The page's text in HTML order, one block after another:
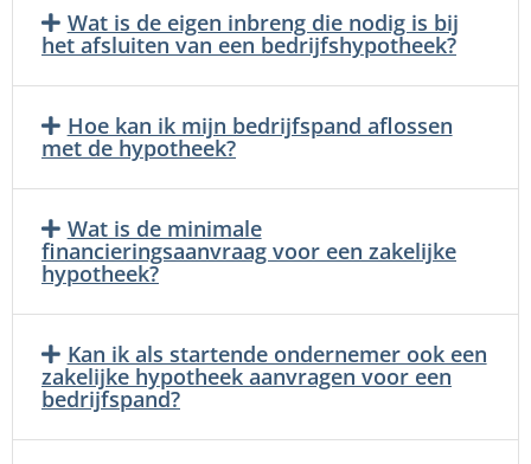
Wat is de eigen inbreng die nodig is bij
het afsluiten van een bedrijfshypotheek?
Hoe kan ik mijn bedrijfspand aflossen
met de hypotheek?
Wat is de minimale
financieringsaanvraag voor een zakelijke
hypotheek?
Kan ik als startende ondernemer ook een
zakelijke hypotheek aanvragen voor een
bedrijfspand?